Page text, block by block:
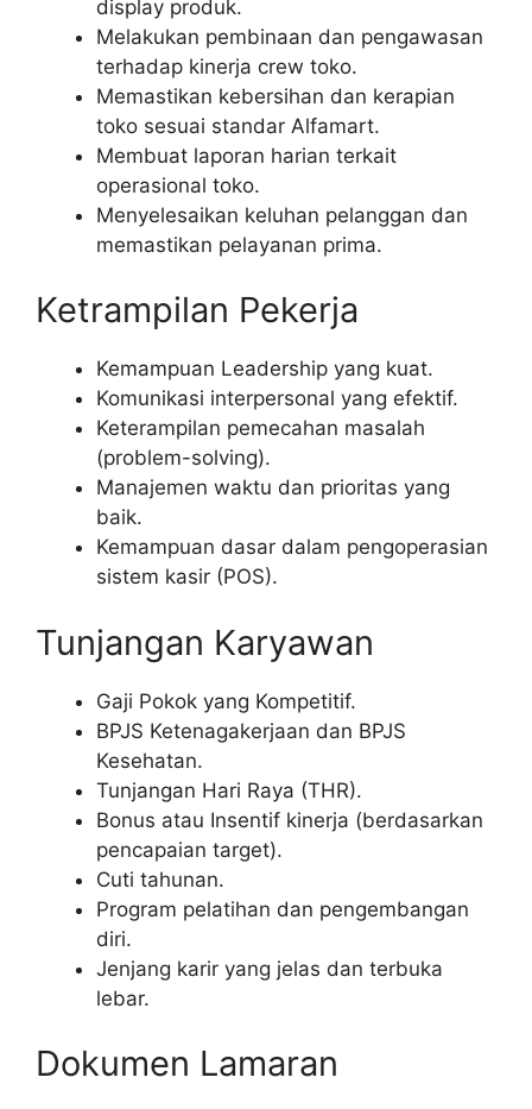
display produk.
Melakukan pembinaan dan pengawasan
terhadap kinerja crew toko.
Memastikan kebersihan dan kerapian
toko sesuai standar Alfamart.
Membuat laporan harian terkait
operasional toko.
Menyelesaikan keluhan pelanggan dan
memastikan pelayanan prima.
Ketrampilan Pekerja
Kemampuan Leadership yang kuat.
Komunikasi interpersonal yang efektif.
Keterampilan pemecahan masalah
(problem-solving).
Manajemen waktu dan prioritas yang
baik.
Kemampuan dasar dalam pengoperasian
sistem kasir (POS).
Tunjangan Karyawan
Gaji Pokok yang Kompetitif.
BPJS Ketenagakerjaan dan BPJS
Kesehatan.
Tunjangan Hari Raya (THR).
Bonus atau Insentif kinerja (berdasarkan
pencapaian target).
Cuti tahunan.
Program pelatihan dan pengembangan
diri.
Jenjang karir yang jelas dan terbuka
lebar.
Dokumen Lamaran